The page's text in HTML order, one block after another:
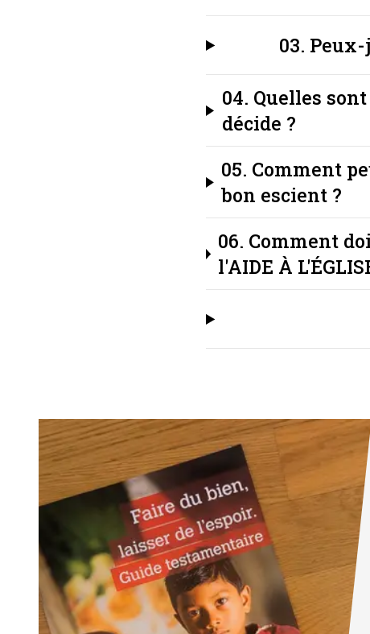
03.
04. Quelles
décide ?
05. Comment
bon escient ?
06. Comment
l'AIDE À